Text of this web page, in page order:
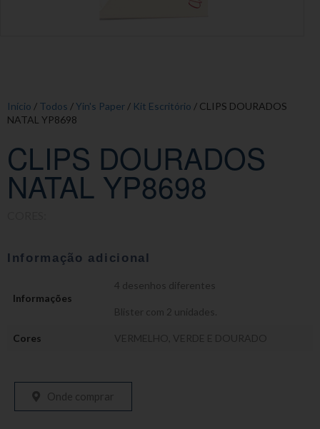
Início / Todos /Yin's Paper / Kit Escritório / CLIPS DOURADOS
NATAL YP8698
CLIPS DOURADOS
NATAL YP8698
Informação adicional
Informações
4 desenhos diferentes
Blister com 2 unidades.
Cores VERMELHO, VERDE E DOURADO
Onde comprar